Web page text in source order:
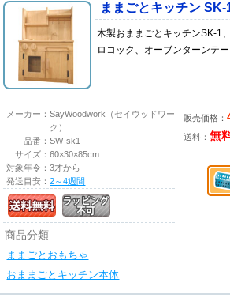
ままごとキッチン SK-
木製おままごとキッチンSK-1
ロコック、オーブンターンテ
メーカー：SayWoodwork（セイウッドワー
ク）
品番：SW-sk1
サイズ：60×30×85cm
対象年令：3才から
発送目安：2～4週間
商品分類
ままごとおもちゃ
おままごとキッチン本体
販売価格：
送料：無